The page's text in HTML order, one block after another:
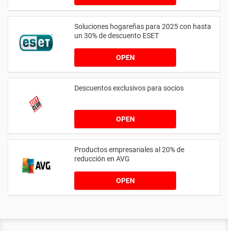
Soluciones hogareñas para 2025 con hasta
un 30% de descuento ESET
OPEN
Descuentos exclusivos para socios
OPEN
Productos empresariales al 20% de
reducción en AVG
OPEN